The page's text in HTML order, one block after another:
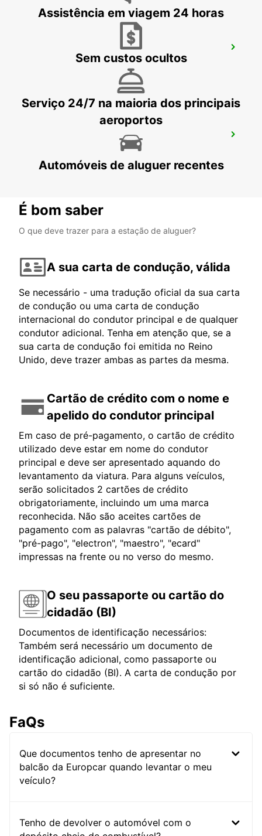
LARNACA AEROPORTO INTERNACIONAL
LARNACA - CYPRUS
Assistência em viagem 24 horas
Sem custos ocultos
Serviço 24/7 na maioria dos principais
aeroportos
Automóveis de aluguer recentes
É bom saber
O que deve trazer para a estação de aluguer?
A sua carta de condução, válida
Se necessário - uma tradução oficial da sua carta
de condução ou uma carta de condução
internacional do condutor principal e de qualquer
condutor adicional. Tenha em atenção que, se a
sua carta de condução foi emitida no Reino
Unido, deve trazer ambas as partes da mesma.
Cartão de crédito com o nome e
apelido do condutor principal
Em caso de pré-pagamento, o cartão de crédito
utilizado deve estar em nome do condutor
principal e deve ser apresentado aquando do
levantamento da viatura. Para alguns veículos,
serão solicitados 2 cartões de crédito
obrigatoriamente, incluindo um uma marca
reconhecida. Não são aceites cartões de
pagamento com as palavras "cartão de débito",
"pré-pago", "electron", "maestro", "ecard"
impressas na frente ou no verso do mesmo.
O seu passaporte ou cartão do
cidadão (BI)
Documentos de identificação necessários:
Também será necessário um documento de
identificação adicional, como passaporte ou
cartão do cidadão (BI). A carta de condução por
si só não é suficiente.
FaQs
Que documentos tenho de apresentar no
balcão da Europcar quando levantar o meu
veículo?
Tenho de devolver o automóvel com o